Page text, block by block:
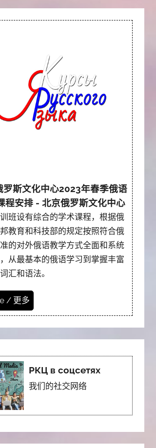
罗斯文化中心2023年春季俄语
程安排 - 北京俄罗斯文化中心
班设有综合的学术课程，根据俄
教育和科技部的规定按照符合俄
的对外俄语教学方式全面和系统
从最基本的俄语学习到掌握丰富
汇和语法。
/ 更多
РКЦ в соцсетях
我们的社交网络